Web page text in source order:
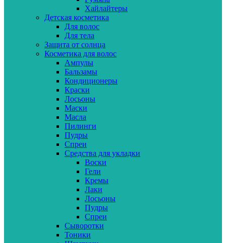
Хайлайтеры
Детская косметика
Для волос
Для тела
Защита от солнца
Косметика для волос
Ампулы
Бальзамы
Кондиционеры
Краски
Лосьоны
Маски
Масла
Пилинги
Пудры
Спреи
Средства для укладки
Воски
Гели
Кремы
Лаки
Лосьоны
Пудры
Спреи
Сыворотки
Тоники